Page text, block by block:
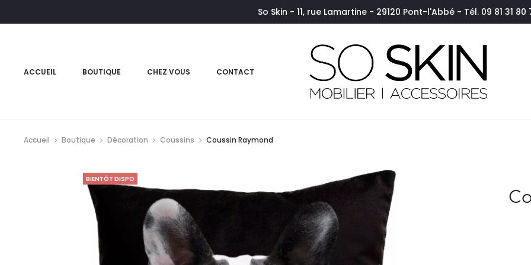
So Skin - 11, rue Lamartine - 29120 Pont-l'Abbé - Tél. 09 81 31 80
ACCUEIL BOUTIQUE CHEZ VOUS CONTACT
Accueil Boutique Décoration Coussins Coussin Raymond
BIENTÔT DISPO